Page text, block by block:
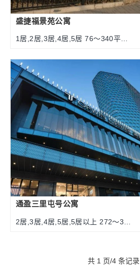
盛捷福景苑公寓
1居,2居,3居,4居,5居 76～340平方
通盈三里屯号公寓
2居,3居,4居,5居,5居以上 272～377
共 1 页/4 条记录